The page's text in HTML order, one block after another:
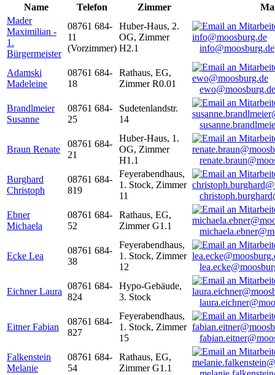
Name
Telefon Zimmer
Mader
Maximilian -
1.
Bürgermeister
08761 684-
11
(Vorzimmer)
Huber-Haus, 2.
OG, Zimmer
H2.1
info@moosburg.de
Adamski
Madeleine
08761 684-
18
Rathaus, EG,
Zimmer R0.01
ewo@moosburg.de
Brandlmeier
Susanne
08761 684-
25
Sudetenlandstr.
14
Braun Renate
08761 684-
21
Huber-Haus, 1.
OG, Zimmer
H1.1
Burghard
Christoph
08761 684-
819
Feyerabendhaus,
1. Stock, Zimmer
11
Ebner
Michaela
08761 684-
52
Rathaus, EG,
Zimmer G1.1
Ecke Lea
08761 684-
38
Feyerabendhaus,
1. Stock, Zimmer
12
Eichner Laura
08761 684-
824
Hypo-Gebäude,
3. Stock
Eitner Fabian
08761 684-
827
Feyerabendhaus,
1. Stock, Zimmer
15
Falkenstein
Melanie
08761 684-
54
Rathaus, EG,
Zimmer G1.1